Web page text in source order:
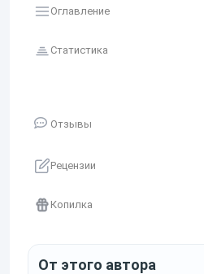
Оглавление
Статистика
Отзывы
Рецензии
Копилка
От этого автора